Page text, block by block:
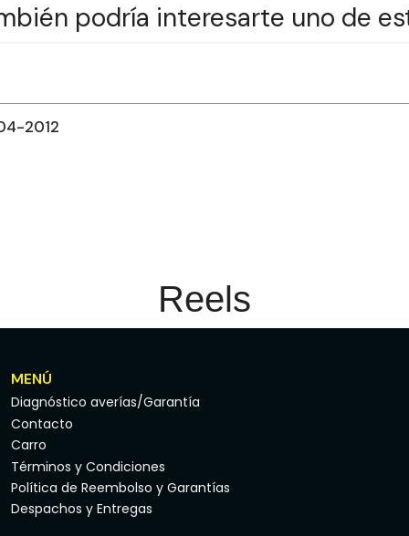
podría interesarte uno de
2012
Reels
MENÚ
Diagnóstico averías/Garantía
Contacto
Carro
Términos y Condiciones
Política de Reembolso y Garantías
Despachos y Entregas